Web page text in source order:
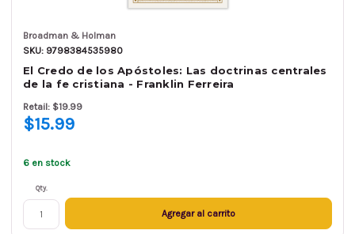
Broadman & Holman
SKU: 9798384535980
El Credo de los Apóstoles: Las doctrinas centrales
de la fe cristiana - Franklin Ferreira
Retail: $19.99
$15.99
6 en stock
Qty.
Agregar al carrito